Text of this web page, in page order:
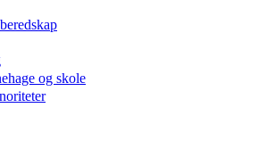
og skole